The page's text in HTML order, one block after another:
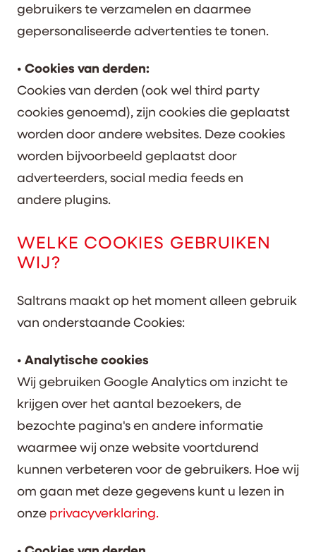
gebruikers te verzamelen en daarmee
gepersonaliseerde advertenties te tonen.
• Cookies van derden:
Cookies van derden (ook wel third party
cookies genoemd), zijn cookies die geplaatst
worden door andere websites. Deze cookies
worden bijvoorbeeld geplaatst door
adverteerders, social media feeds en
andere plugins.
WELKE COOKIES GEBRUIKEN
WIJ?
Saltrans maakt op het moment alleen gebruik
van onderstaande Cookies:
• Analytische cookies
Wij gebruiken Google Analytics om inzicht te
krijgen over het aantal bezoekers, de
bezochte pagina's en andere informatie
waarmee wij onze website voortdurend
kunnen verbeteren voor de gebruikers. Hoe wij
om gaan met deze gegevens kunt u lezen in
onze privacyverklaring.